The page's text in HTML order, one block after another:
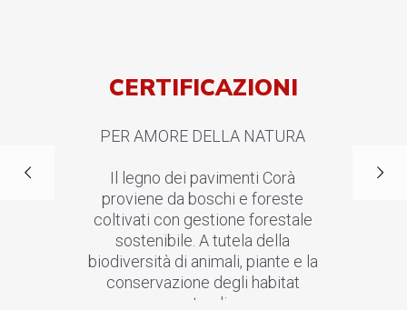
CERTIFICAZIONI
PER AMORE DELLA NATURA
Il legno dei pavimenti Corà
proviene da boschi e foreste
coltivati con gestione forestale
sostenibile. A tutela della
biodiversità di animali, piante e la
conservazione degli habitat
naturali.